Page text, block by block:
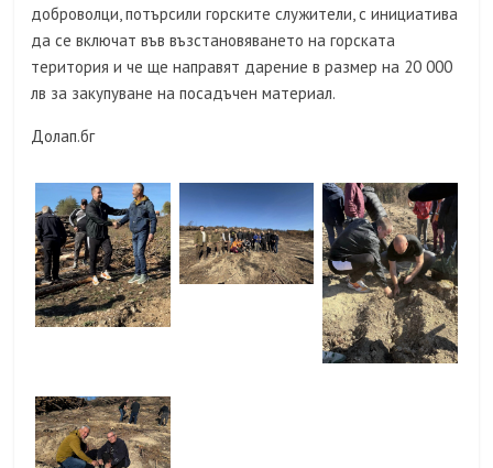
доброволци, потърсили горските служители, с инициатива
да се включат във възстановяването на горската
територия и че ще направят дарение в размер на 20 000
лв за закупуване на посадъчен материал.
Долап.бг